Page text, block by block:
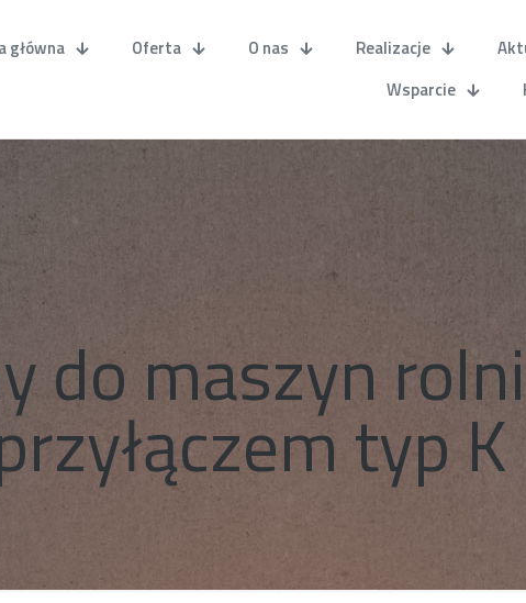
główna Oferta O nas Realizacje
Wsparcie
do maszyn
typ K